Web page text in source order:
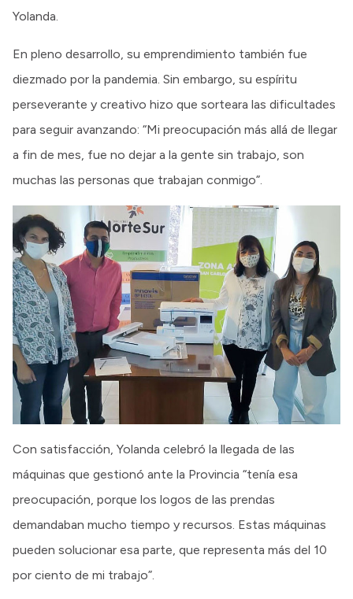
Yolanda.
En pleno desarrollo, su emprendimiento también fue
diezmado por la pandemia. Sin embargo, su espíritu
perseverante y creativo hizo que sorteara las dificultades
para seguir avanzando: “Mi preocupación más allá de llegar
a fin de mes, fue no dejar a la gente sin trabajo, son
muchas las personas que trabajan conmigo”.
Con satisfacción, Yolanda celebró la llegada de las
máquinas que gestionó ante la Provincia “tenía esa
preocupación, porque los logos de las prendas
demandaban mucho tiempo y recursos. Estas máquinas
pueden solucionar esa parte, que representa más del 10
por ciento de mi trabajo”.